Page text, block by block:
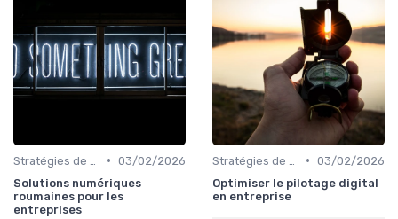
• 03/02/2026
Solutions numériques
roumaines pour les
entreprises
• 03/02/2026
Optimiser le pilotage digital
en entreprise